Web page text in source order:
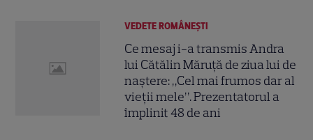
VEDETE ROMÂNEŞTI
Ce mesaj i-a transmis Andra
lui Cătălin Măruță de ziua lui de
naștere: „Cel mai frumos dar al
vieții mele”. Prezentatorul a
împlinit 48 de ani